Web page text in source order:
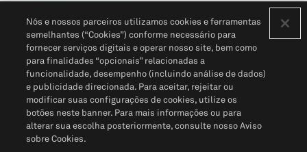
Política de PrivacidadePortal de privacidade do cliente (em inglês)
Não Venda Minhas Informações Pessoais© 2026 S&P Global
Nós e nossos parceiros utilizamos cookies e ferramentas
semelhantes (“Cookies”) conforme necessário para
fornecer serviços digitais e operar nosso site, bem como
para finalidades “opcionais” relacionadas a
funcionalidade, desempenho (incluindo análise de dados)
e publicidade direcionada. Para aceitar, rejeitar ou
modificar suas configurações de cookies, utilize os
botões neste banner. Para mais informações ou para
alterar sua escolha posteriormente, consulte nosso Aviso
sobre Cookies.